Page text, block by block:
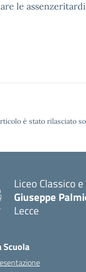
le
è stato rilasciato
Liceo Classico
Giuseppe
Lecce
Scuola